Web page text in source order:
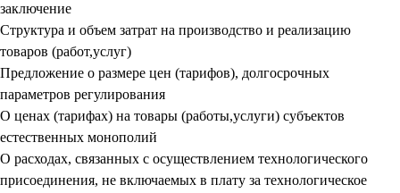
заключение
Структура и объем затрат на производство и реализацию
товаров (работ,услуг)
Предложение о размере цен (тарифов), долгосрочных
параметров регулирования
О ценах (тарифах) на товары (работы,услуги) субъектов
естественных монополий
О расходах, связанных с осуществлением технологического
присоединения, не включаемых в плату за технологическое